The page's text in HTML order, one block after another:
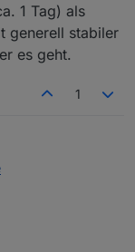
1 Tag) als
generell stabiler
es geht.
1